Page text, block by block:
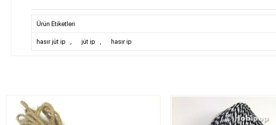
Ürün Etiketleri
hasır jüt ip , jüt ip , hasır ip